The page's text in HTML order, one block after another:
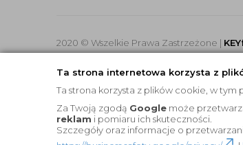
Ta strona internetowa korzysta z
Ta strona korzysta z plików cookie, w tym
Za Twoją zgodą Google może
reklam i pomiaru ich skuteczności.
Szczegóły oraz informacje o
2020 © Wszelkie Prawa Zastrzeżone |